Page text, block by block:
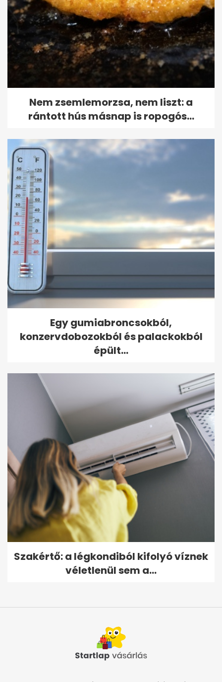
Nem zsemlemorzsa, nem liszt: a
rántott hús másnap is ropogós...
Egy gumiabroncsokból,
konzervdobozokból és palackokból
épült...
Szakértő: a légkondiból kifolyó víznek
véletlenül sem a...